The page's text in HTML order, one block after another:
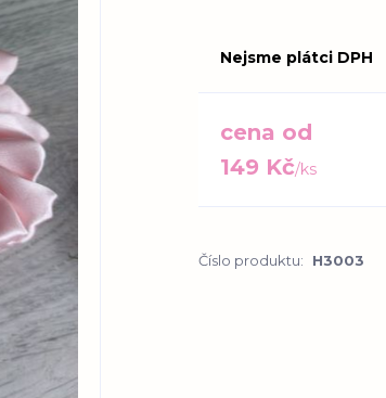
Nejsme plátci DPH
cena od
149 Kč/ks
Číslo produktu: H3003